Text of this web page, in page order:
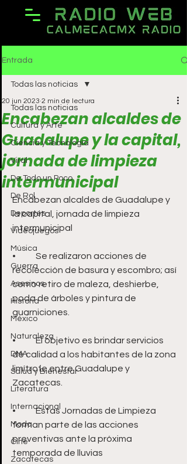
Entrada
Todas las noticias
Cultura y Arte
Ciencia y Tecnología
Viral
De Todo un Poco
De Rol
Deportes
Videojuegos
Música
Guerra
Asesinos
Historia
México
Naturaleza
DMA
Salud y Bienestar
Literatura
Internacional
Moda
Cine
Zacatecas
Todas las noticias
Encabezan alcaldes de
Guadalupe y la capital,
jornada de limpieza
intermunicipal
20 jun 2023 2 min de lectura
Encabezan alcaldes de Guadalupe y
la capital, jornada de limpieza
intermunicipal
•	Se realizaron acciones de
recolección de basura y escombro; así
como retiro de maleza, deshierbe,
poda de árboles y pintura de
guarniciones.
•	El objetivo es brindar servicios
de calidad a los habitantes de la zona
limítrofe entre Guadalupe y
Zacatecas.
•	Estas Jornadas de Limpieza
forman parte de las acciones
preventivas ante la próxima
temporada de lluvias